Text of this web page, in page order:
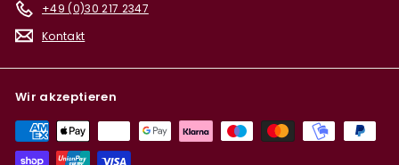
+49 (0)30 217 2347
Kontakt
Wir akzeptieren